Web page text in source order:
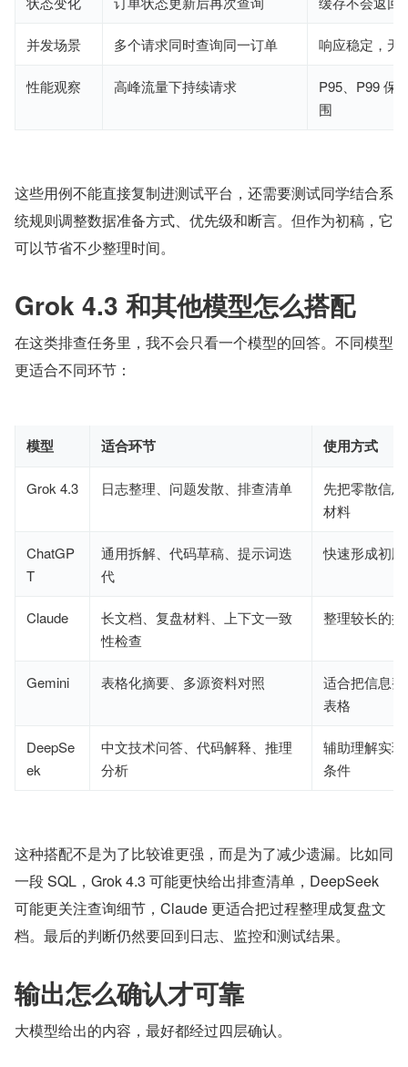
并发场景 多个请求同时查询同一订单 响应稳定，无
性能观察 高峰流量下持续请求
P95、P99 保
围
这些用例不能直接复制进测试平台，还需要测试同学结合系
统规则调整数据准备方式、优先级和断言。但作为初稿，它
可以节省不少整理时间。
Grok 4.3 和其他模型怎么搭配
在这类排查任务里，我不会只看一个模型的回答。不同模型
更适合不同环节：
模型 适合环节 使用方式
Grok 4.3 日志整理、问题发散、排查清单
先把零散信
材料
ChatGP
T
通用拆解、代码草稿、提示词迭
代
快速形成初
Claude
长文档、复盘材料、上下文一致
性检查
整理较长的
Gemini 表格化摘要、多源资料对照
适合把信息
表格
DeepSe
ek
中文技术问答、代码解释、推理
分析
辅助理解实
条件
这种搭配不是为了比较谁更强，而是为了减少遗漏。比如同
一段 SQL，Grok 4.3 可能更快给出排查清单，DeepSeek
可能更关注查询细节，Claude 更适合把过程整理成复盘文
档。最后的判断仍然要回到日志、监控和测试结果。
输出怎么确认才可靠
大模型给出的内容，最好都经过四层确认。